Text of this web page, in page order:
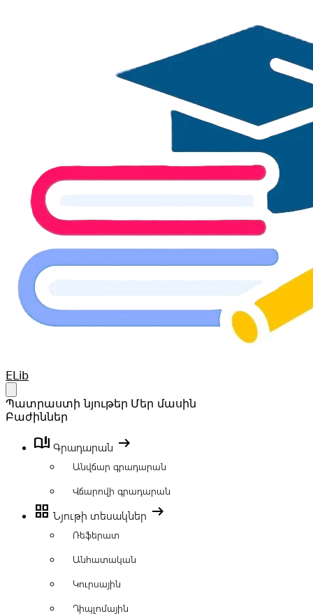
Your Company
ELib
Պատրաստի նյութեր Մեր մասին
Բաժիններ
book_ribbon Գրադարան arrow_right_alt
Անվճար գրադարան
Վճարովի գրադարան
grid_view Նյութի տեսակներ arrow_right_alt
Ռեֆերատ
Անհատական
Կուրսային
Դիպլոմային